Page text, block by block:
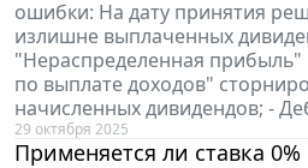
ошибки: На дату принятия
излишне выплаченных
"Нераспределенная прибыль"
по выплате доходов"
начисленных дивидендов; -
29 октября 2025
Применяется ли ставка 0%